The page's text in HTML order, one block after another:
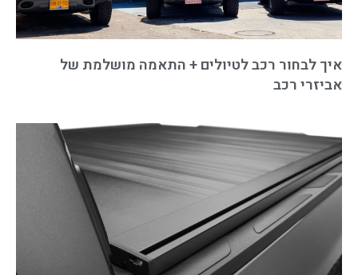
איך לבחור רכב לטיולים + התאמה מושלמת של
אביזרי רכב